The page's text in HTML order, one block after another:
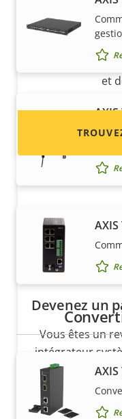
Axis ?
Vous
les
et
Devenez un
Vous êtes un
intégrateur
avons des
les pays du